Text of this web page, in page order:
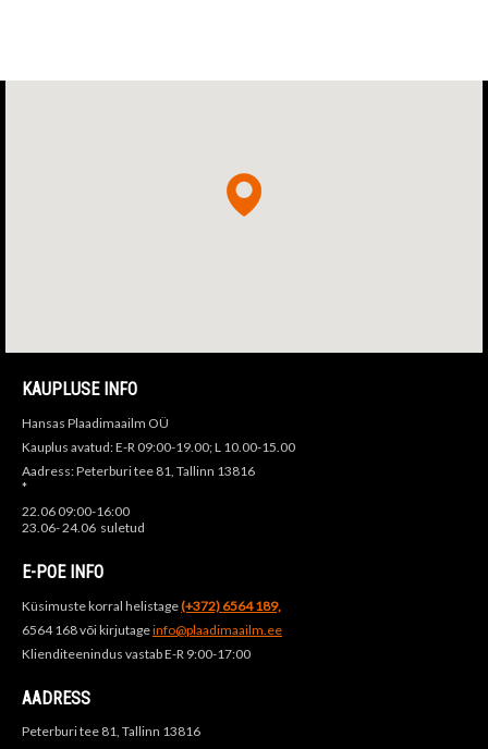
KAUPLUSE INFO
Hansas Plaadimaailm OÜ
Kauplus avatud: E-R 09:00-19.00; L 10.00-15.00
Aadress: Peterburi tee 81, Tallinn 13816
*
22.06 09:00-16:00
23.06- 24.06 suletud
E-POE INFO
Küsimuste korral helistage(+372) 6564 189,
6564 168 või kirjutageinfo@plaadimaailm.ee
Klienditeenindus vastab E-R 9:00-17:00
AADRESS
Peterburi tee 81, Tallinn 13816